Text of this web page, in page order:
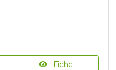
Fiche